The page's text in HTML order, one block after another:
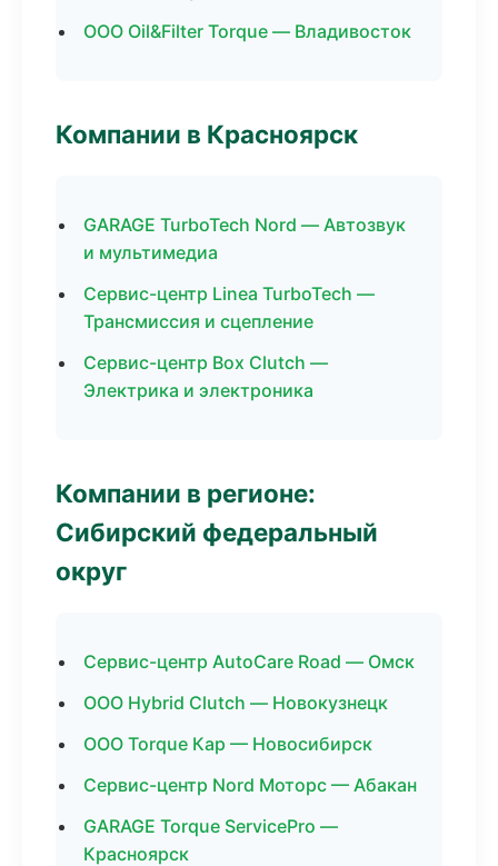
ООО Oil&Filter Torque — Владивосток
Компании в Красноярск
GARAGE TurboTech Nord — Автозвук
и мультимедиа
Сервис-центр Linea TurboTech —
Трансмиссия и сцепление
Сервис-центр Box Clutch —
Электрика и электроника
Компании в регионе:
Сибирский федеральный
округ
Сервис-центр AutoCare Road — Омск
ООО Hybrid Clutch — Новокузнецк
ООО Torque Кар — Новосибирск
Сервис-центр Nord Моторс — Абакан
GARAGE Torque ServicePro —
Красноярск